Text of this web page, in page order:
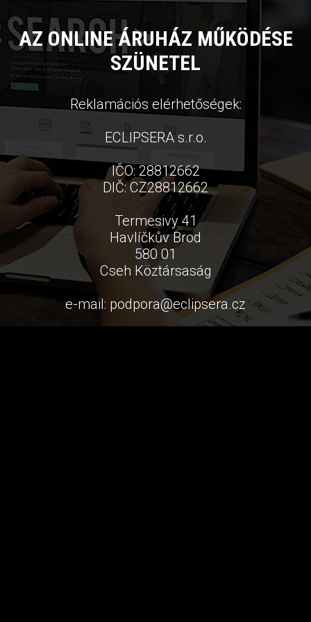
AZ ONLINE ÁRUHÁZ MŰKÖDÉSE
SZÜNETEL
Reklamációs elérhetőségek:
ECLIPSERA s.r.o.
IČO: 28812662
DIČ: CZ28812662
Termesivy 41
Havlíčkův Brod
580 01
Cseh Köztársaság
e-mail: podpora@eclipsera.cz